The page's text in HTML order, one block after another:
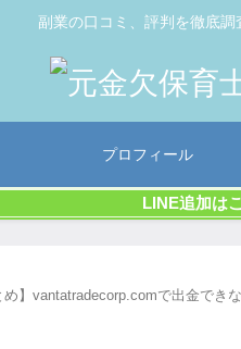
副業の口コミ、評判を徹底
プロフィール
LINE追加は
】vantatradecorp.comで出金でき